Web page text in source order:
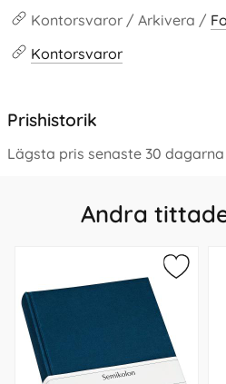
Kontorsvaror / Arkivera /
Kontorsvaror
Prishistorik
Lägsta pris senaste 30
Andra